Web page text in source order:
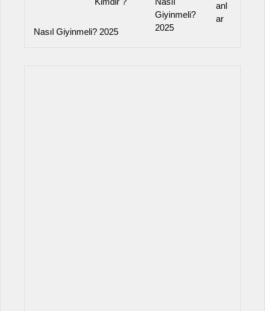
anl
ar
Nasıl Giyinmeli? 2025